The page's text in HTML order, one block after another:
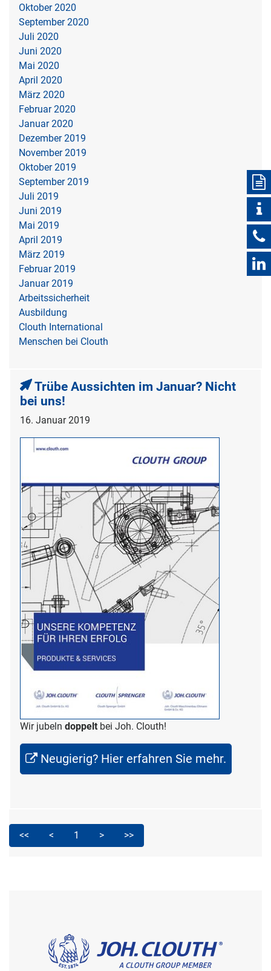
Oktober 2020
September 2020
Juli 2020
Juni 2020
Mai 2020
April 2020
März 2020
Februar 2020
Januar 2020
Dezember 2019
November 2019
Oktober 2019
September 2019
Juli 2019
Juni 2019
Mai 2019
April 2019
März 2019
Februar 2019
Januar 2019
Arbeitssicherheit
Ausbildung
Clouth International
Menschen bei Clouth
Trübe Aussichten im Januar? Nicht
bei uns!
16. Januar 2019
Wir jubeln doppelt bei Joh. Clouth!
Neugierig? Hier erfahren Sie mehr.
<< < 1 > >>